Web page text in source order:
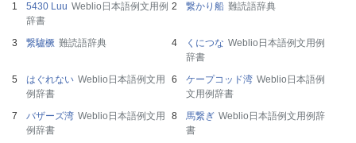
5430 Luu Weblio日本語例文用例
辞書
繋かり船 難読語辞典
繋驢橛 難読語辞典 くにつな Weblio日本語例文用例
辞書
はぐれない Weblio日本語例文用
例辞書
ケープコッド湾 Weblio日本語例
文用例辞書
バザーズ湾 Weblio日本語例文用
例辞書
馬繋ぎ Weblio日本語例文用例辞
書